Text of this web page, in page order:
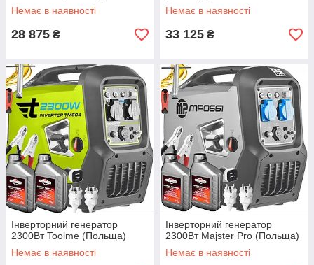
Немає в наявності
28 875 ₴
Немає в наявності
33 125 ₴
Інверторний генератор
2300Вт Toolme (Польща)
Немає в наявності
Інверторний генератор
2300Вт Majster Pro (Польща)
Немає в наявності